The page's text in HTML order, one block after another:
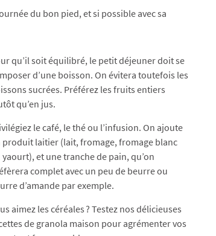
du bon pied, et si possible avec sa
qu’il soit équilibré, le petit déjeuner doit se
d’une boisson. On évitera toutefois les
sucrées. Préférez les fruits entiers
qu’en jus.
le café, le thé ou l’infusion. On ajoute
produit laitier (lait, fromage, fromage blanc
yaourt), et une tranche de pain, qu’on
complet avec un peu de beurre ou
d’amande par exemple.
aimez les céréales ? Testez nos délicieuses
de granola maison pour agrémenter vos